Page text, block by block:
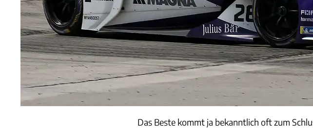
Das Beste kommt ja bekanntlich oft zum